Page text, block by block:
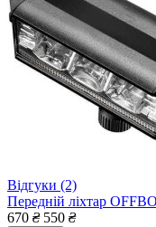
Відгуки (2)
Передній ліхтар
670 ₴ 550 ₴